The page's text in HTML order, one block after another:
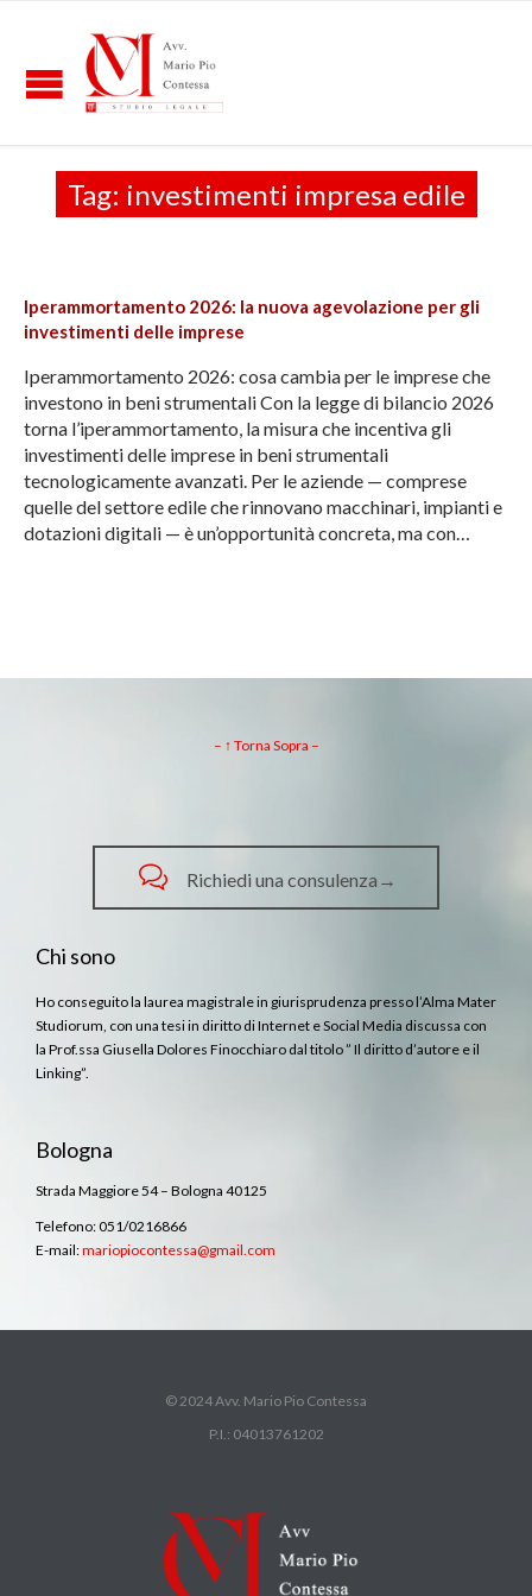
Tag: investimenti impresa edile
Iperammortamento 2026: la nuova agevolazione per gli
investimenti delle imprese
Iperammortamento 2026: cosa cambia per le imprese che
investono in beni strumentali Con la legge di bilancio 2026
torna l’iperammortamento, la misura che incentiva gli
investimenti delle imprese in beni strumentali
tecnologicamente avanzati. Per le aziende — comprese
quelle del settore edile che rinnovano macchinari, impianti e
dotazioni digitali — è un’opportunità concreta, ma con…
– ↑ Torna Sopra –
 Richiedi una consulenza→
Chi sono
Ho conseguito la laurea magistrale in giurisprudenza presso l’Alma Mater
Studiorum, con una tesi in diritto di Internet e Social Media discussa con
la Prof.ssa Giusella Dolores Finocchiaro dal titolo ” Il diritto d’autore e il
Linking”.
Bologna
Strada Maggiore 54 – Bologna 40125
Telefono: 051/0216866
E-mail:mariopiocontessa@gmail.com
© 2024 Avv. Mario Pio Contessa
P.I.: 04013761202